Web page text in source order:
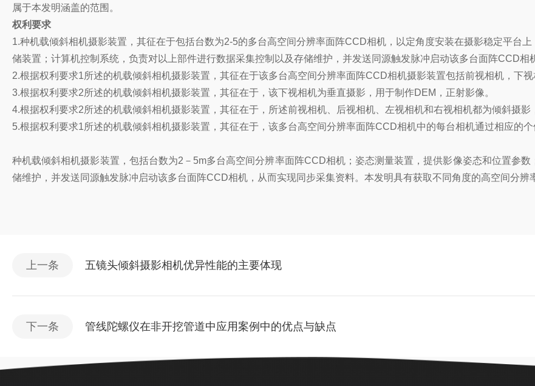
属于本发明涵盖的范围。
权利要求
1.种机载倾斜相机摄影装置，其征在于包括台数为2-5的多台高空间分辨率面阵CCD相机，以定角度安装在摄影稳定平台
储装置；计算机控制系统，负责对以上部件进行数据采集控制以及存储维护，并发送同源触发脉冲启动该多台面阵CCD相
2.根据权利要求1所述的机载倾斜相机摄影装置，其征在于该多台高空间分辨率面阵CCD相机摄影装置包括前视相机，下
3.根据权利要求2所述的机载倾斜相机摄影装置，其征在于，该下视相机为垂直摄影，用于制作DEM，正射影像。
4.根据权利要求2所述的机载倾斜相机摄影装置，其征在于，所述前视相机、后视相机、左视相机和右视相机都为倾斜摄影
5.根据权利要求1所述的机载倾斜相机摄影装置，其征在于，该多台高空间分辨率面阵CCD相机中的每台相机通过相应的个
种机载倾斜相机摄影装置，包括台数为2－5m多台高空间分辨率面阵CCD相机；姿态测量装置，提供影像姿态和位置参
储维护，并发送同源触发脉冲启动该多台面阵CCD相机，从而实现同步采集资料。本发明具有获取不同角度的高空间分辨
上一条 五镜头倾斜摄影相机优异性能的主要体现
下一条 管线陀螺仪在非开挖管道中应用案例中的优点与缺点